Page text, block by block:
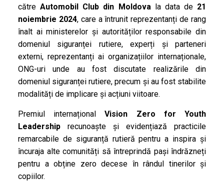
cătreAutomobil Club din Moldovala data de 21
noiembrie 2024, care a întrunit reprezentanți de rang
înalt ai ministerelor și autorităților responsabile din
domeniul siguranței rutiere, experți și parteneri
externi, reprezentanți ai organizațiilor internaționale,
ONG-uri unde au fost discutate realizările din
domeniul siguranței rutiere, precum și au fost stabilite
modalități de implicare și acțiuni viitoare.
Premiul internaționalVision Zero for Youth
Leadership recunoaște și evidențiază practicile
remarcabile de siguranță rutieră pentru a inspira și
încuraja alte comunități să întreprindă pași îndrăzneți
pentru a obține zero decese în rândul tinerilor și
copiilor.